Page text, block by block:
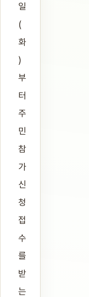
일
(
화
)
부
터
주
민
참
가
신
청
접
수
를
받
는